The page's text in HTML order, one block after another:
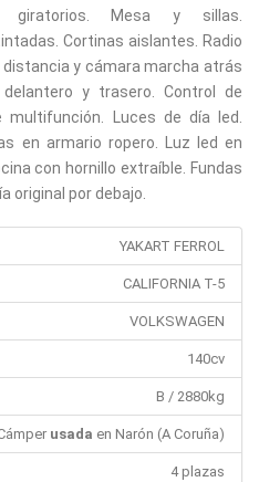
giratorios. Mesa y sillas.
Cortinas aislantes. Radio
y cámara marcha atrás
y trasero. Control de
multifunción. Luces de día led.
en armario ropero. Luz led en
con hornillo extraíble. Fundas
original por debajo.
YAKART FERROL
CALIFORNIA T-5
VOLKSWAGEN
140cv
B / 2880kg
usada en Narón (A Coruña)
4 plazas